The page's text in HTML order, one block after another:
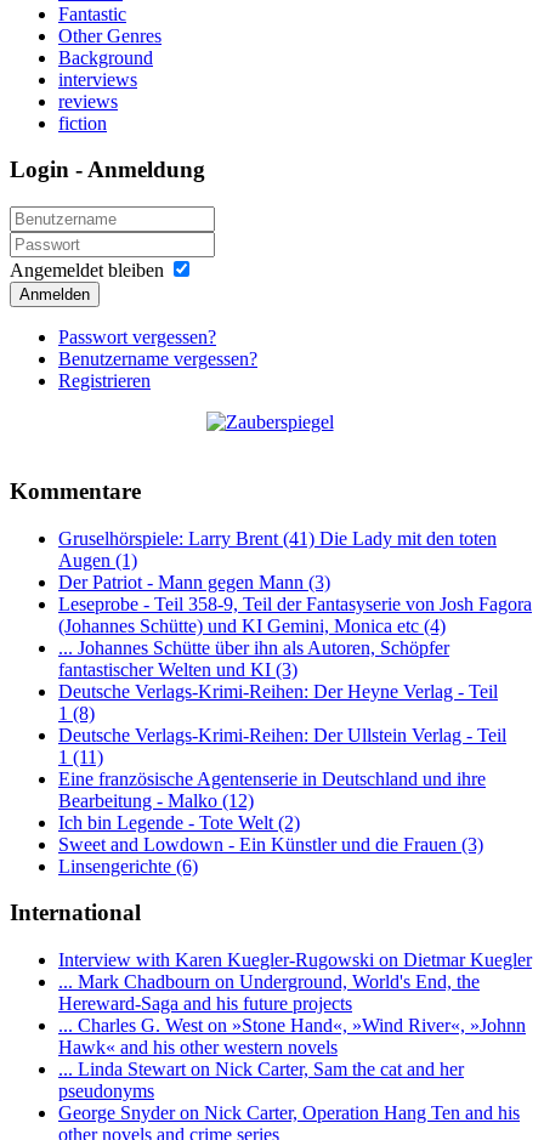
Fantastic
Other Genres
Background
interviews
reviews
fiction
Login - Anmeldung
Angemeldet bleiben
Anmelden
Passwort vergessen?
Benutzername vergessen?
Registrieren
Kommentare
Gruselhörspiele: Larry Brent (41) Die Lady mit den toten
Augen (1)
Der Patriot - Mann gegen Mann (3)
Leseprobe - Teil 358-9, Teil der Fantasyserie von Josh Fagora
(Johannes Schütte) und KI Gemini, Monica etc (4)
... Johannes Schütte über ihn als Autoren, Schöpfer
fantastischer Welten und KI (3)
Deutsche Verlags-Krimi-Reihen: Der Heyne Verlag - Teil
1 (8)
Deutsche Verlags-Krimi-Reihen: Der Ullstein Verlag - Teil
1 (11)
Eine französische Agentenserie in Deutschland und ihre
Bearbeitung - Malko (12)
Ich bin Legende - Tote Welt (2)
Sweet and Lowdown - Ein Künstler und die Frauen (3)
Linsengerichte (6)
International
Interview with Karen Kuegler-Rugowski on Dietmar Kuegler
... Mark Chadbourn on Underground, World's End, the
Hereward-Saga and his future projects
... Charles G. West on »Stone Hand«, »Wind River«, »Johnn
Hawk« and his other western novels
... Linda Stewart on Nick Carter, Sam the cat and her
pseudonyms
George Snyder on Nick Carter, Operation Hang Ten and his
other novels and crime series